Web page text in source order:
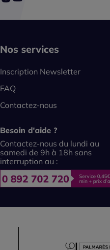
Nos services
Inscription Newsletter
FAQ
Contactez-nous
Besoin d'aide ?
Contactez-nous du lundi au
samedi de 9h à 18h sans
interruption au :